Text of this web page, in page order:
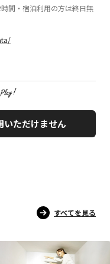
間・宿泊利用の方は終日無
いただけません
すべてを見る